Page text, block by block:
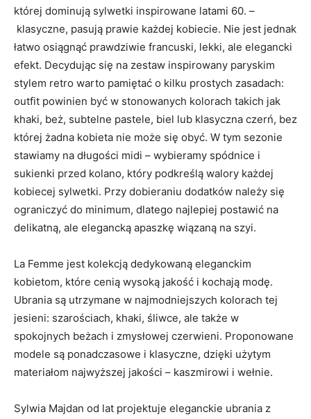
której dominują sylwetki inspirowane latami 60. –
klasyczne, pasują prawie każdej kobiecie. Nie jest jednak
łatwo osiągnąć prawdziwie francuski, lekki, ale elegancki
efekt. Decydując się na zestaw inspirowany paryskim
stylem retro warto pamiętać o kilku prostych zasadach:
outfit powinien być w stonowanych kolorach takich jak
khaki, beż, subtelne pastele, biel lub klasyczna czerń, bez
której żadna kobieta nie może się obyć. W tym sezonie
stawiamy na długości midi – wybieramy spódnice i
sukienki przed kolano, który podkreślą walory każdej
kobiecej sylwetki. Przy dobieraniu dodatków należy się
ograniczyć do minimum, dlatego najlepiej postawić na
delikatną, ale elegancką apaszkę wiązaną na szyi.
La Femme jest kolekcją dedykowaną eleganckim
kobietom, które cenią wysoką jakość i kochają modę.
Ubrania są utrzymane w najmodniejszych kolorach tej
jesieni: szarościach, khaki, śliwce, ale także w
spokojnych beżach i zmysłowej czerwieni. Proponowane
modele są ponadczasowe i klasyczne, dzięki użytym
materiałom najwyższej jakości – kaszmirowi i wełnie.
Sylwia Majdan od lat projektuje eleganckie ubrania z